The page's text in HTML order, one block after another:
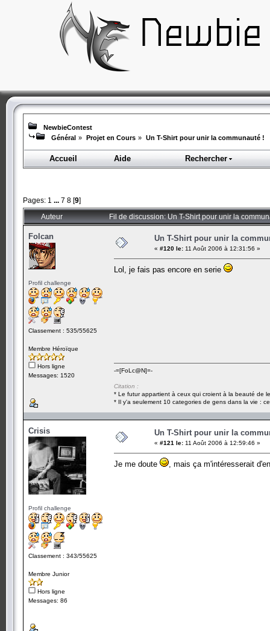
NewbieContest
Général » Projet en Cours » Un T-Shirt pour unir la communauté !
Accueil Aide Rechercher
Pages: 1 ... 7 8 [9]
Auteur Fil de discussion: Un T-Shirt pour unir la
Folcan
Profil challenge
Classement : 535/55625
Membre Héroïque
Hors ligne
Messages: 1520
Un T-Shirt pour unir la
« #120 le: 11 Août 2006 à 12:31:56 »
Lol, je fais pas encore en serie
-=[FoLc@N]=-
Citation :
* Le futur appartient à ceux qui croient à la beauté de
* Il y'a seulement 10 categories de gens dans la vie :
Crisis
Profil challenge
Classement : 343/55625
Membre Junior
Hors ligne
Messages: 86
Un T-Shirt pour unir la
« #121 le: 11 Août 2006 à 12:59:46 »
Je me doute , mais ça m'intéresserait